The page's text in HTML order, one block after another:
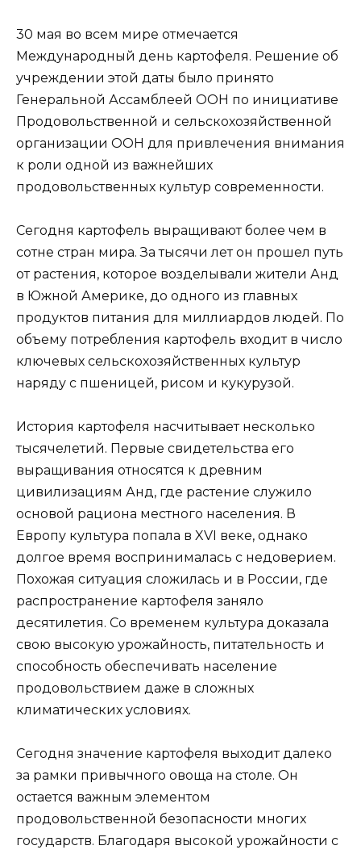
30 мая во всем мире отмечается
Международный день картофеля. Решение об
учреждении этой даты было принято
Генеральной Ассамблеей ООН по инициативе
Продовольственной и сельскохозяйственной
организации ООН для привлечения внимания
к роли одной из важнейших
продовольственных культур современности.
Сегодня картофель выращивают более чем в
сотне стран мира. За тысячи лет он прошел путь
от растения, которое возделывали жители Анд
в Южной Америке, до одного из главных
продуктов питания для миллиардов людей. По
объему потребления картофель входит в число
ключевых сельскохозяйственных культур
наряду с пшеницей, рисом и кукурузой.
История картофеля насчитывает несколько
тысячелетий. Первые свидетельства его
выращивания относятся к древним
цивилизациям Анд, где растение служило
основой рациона местного населения. В
Европу культура попала в XVI веке, однако
долгое время воспринималась с недоверием.
Похожая ситуация сложилась и в России, где
распространение картофеля заняло
десятилетия. Со временем культура доказала
свою высокую урожайность, питательность и
способность обеспечивать население
продовольствием даже в сложных
климатических условиях.
Сегодня значение картофеля выходит далеко
за рамки привычного овоща на столе. Он
остается важным элементом
продовольственной безопасности многих
государств. Благодаря высокой урожайности с